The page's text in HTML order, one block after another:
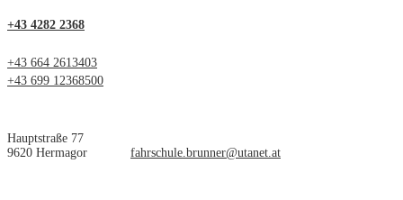
+43 4282 2368
+43 664 2613403
+43 699 12368500
Hauptstraße 77
9620 Hermagor fahrschule.brunner@utanet.at